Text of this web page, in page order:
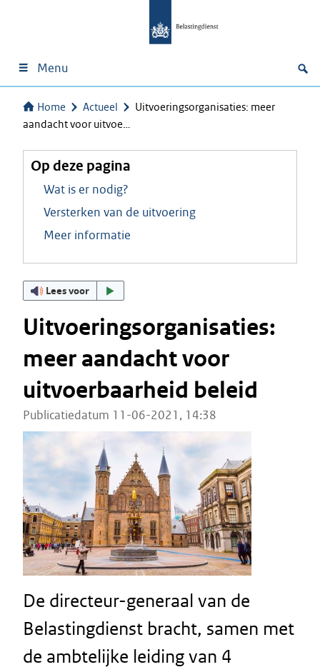
Menu
Home Actueel
Uitvoeringsorganisaties: meer
aandacht voor uitvoe…
Op deze pagina
Wat is er nodig?
Versterken van de uitvoering
Meer informatie
Lees voor
Uitvoeringsorganisaties:
meer aandacht voor
uitvoerbaarheid beleid
Publicatiedatum 11-06-2021, 14:38
De directeur-generaal van de
Belastingdienst bracht, samen met
de ambtelijke leiding van 4